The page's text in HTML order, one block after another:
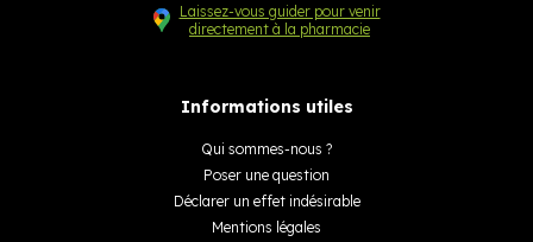
Laissez-vous guider pour venir
directement à la pharmacie
Informations utiles
Qui sommes-nous ?
Poser une question
Déclarer un effet indésirable
Mentions légales